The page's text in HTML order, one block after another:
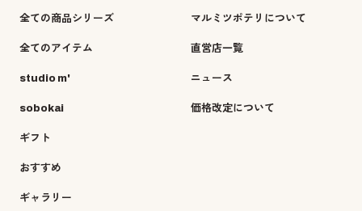
全ての商品シリーズ
全てのアイテム
studio m'
sobokai
ギフト
おすすめ
ギャラリー
マルミツポテリについて
直営店一覧
ニュース
価格改定について